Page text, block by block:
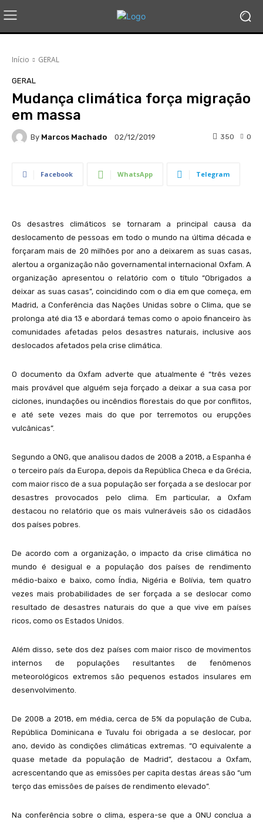
Início GERAL
GERAL
Mudança climática força migração
em massa
By Marcos Machado 02/12/2019 0
350
Facebook WhatsApp Telegram
Os desastres climáticos se tornaram a principal causa da
deslocamento de pessoas em todo o mundo na última década e
forçaram mais de 20 milhões por ano a deixarem as suas casas,
alertou a organização não governamental internacional Oxfam. A
organização apresentou o relatório com o título “Obrigados a
deixar as suas casas”, coincidindo com o dia em que começa, em
Madrid, a Conferência das Nações Unidas sobre o Clima, que se
prolonga até dia 13 e abordará temas como o apoio financeiro às
comunidades afetadas pelos desastres naturais, inclusive aos
deslocados afetados pela crise climática.
O documento da Oxfam adverte que atualmente é “três vezes
mais provável que alguém seja forçado a deixar a sua casa por
ciclones, inundações ou incêndios florestais do que por conflitos,
e até sete vezes mais do que por terremotos ou erupções
vulcânicas”.
Segundo a ONG, que analisou dados de 2008 a 2018, a Espanha é
o terceiro país da Europa, depois da República Checa e da Grécia,
com maior risco de a sua população ser forçada a se deslocar por
desastres provocados pelo clima. Em particular, a Oxfam
destacou no relatório que os mais vulneráveis são os cidadãos
dos países pobres.
De acordo com a organização, o impacto da crise climática no
mundo é desigual e a população dos países de rendimento
médio-baixo e baixo, como Índia, Nigéria e Bolívia, tem quatro
vezes mais probabilidades de ser forçada a se deslocar como
resultado de desastres naturais do que a que vive em países
ricos, como os Estados Unidos.
Além disso, sete dos dez países com maior risco de movimentos
internos de populações resultantes de fenômenos
meteorológicos extremos são pequenos estados insulares em
desenvolvimento.
De 2008 a 2018, em média, cerca de 5% da população de Cuba,
República Dominicana e Tuvalu foi obrigada a se deslocar, por
ano, devido às condições climáticas extremas. “O equivalente a
quase metade da população de Madrid”, destacou a Oxfam,
acrescentando que as emissões per capita destas áreas são “um
terço das emissões de países de rendimento elevado”.
Na conferência sobre o clima, espera-se que a ONU conclua a